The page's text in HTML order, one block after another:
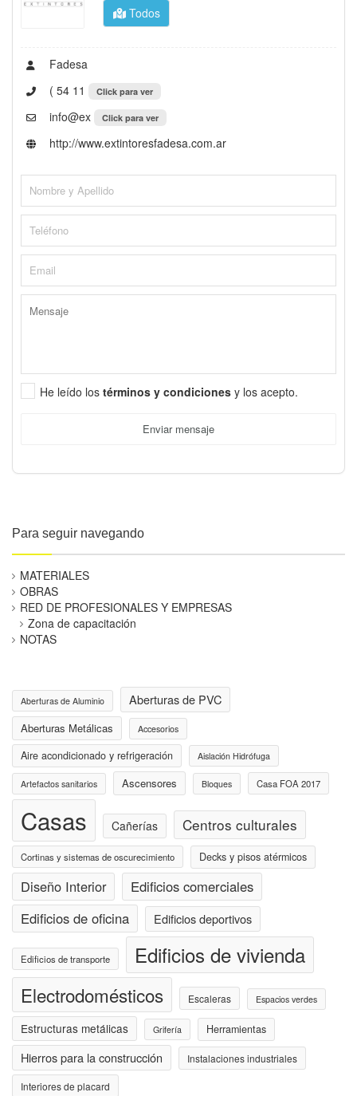
Todos
Fadesa
( 54 11
Click para ver
info@ex Click para ver
http://www.extintoresfadesa.com.ar
He leído los términos y condiciones y los acepto.
Enviar mensaje
Para seguir navegando
MATERIALES
OBRAS
RED DE PROFESIONALES Y EMPRESAS
Zona de capacitación
NOTAS
Aberturas de Aluminio Aberturas de PVC
Aberturas Metálicas Accesorios
Aire acondicionado y refrigeración Aislación Hidrófuga
Artefactos sanitarios Ascensores Bloques Casa FOA 2017
Casas Cañerías Centros culturales
Cortinas y sistemas de oscurecimiento Decks y pisos atérmicos
Diseño Interior
Edificios comerciales
Edificios de oficina
Edificios deportivos
Edificios de transporte Edificios de vivienda
Electrodomésticos Escaleras Espacios verdes
Estructuras metálicas Grifería Herramientas
Hierros para la construcción Instalaciones industriales
Interiores de placard